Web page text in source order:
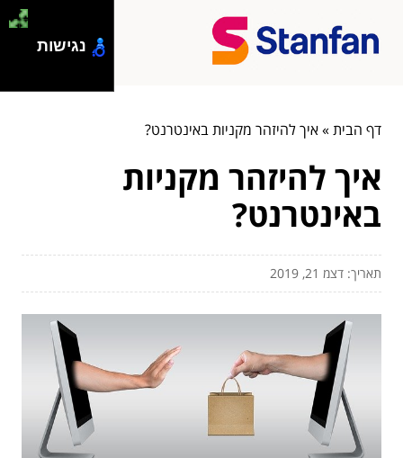
דף הבית»איך להיזהר מקניות באינטרנט?
איך להיזהר מקניות
באינטרנט?
תאריך: דצמ 21, 2019
נגישות